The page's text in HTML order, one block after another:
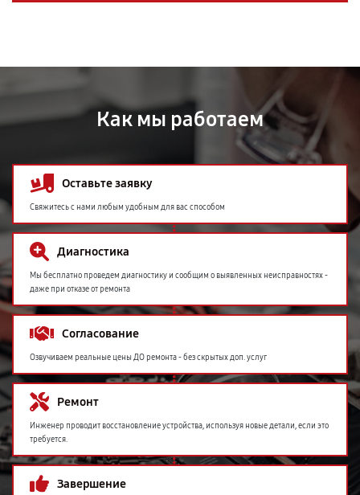
Как мы работаем
Оставьте заявку
Свяжитесь с нами любым удобным для вас способом
Диагностика
Мы бесплатно проведем диагностику и сообщим о выявленных неисправностях -
даже при отказе от ремонта
Согласование
Озвучиваем реальные цены ДО ремонта - без скрытых доп. услуг
Ремонт
Инженер проводит восстановление устройства, используя новые детали, если это
требуется.
Завершение